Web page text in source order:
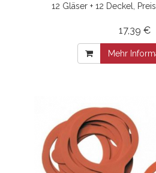
12 Gläser + 12 Deckel,
17,39 €
Mehr